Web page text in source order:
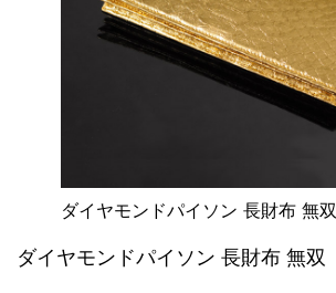
ダイヤモンドパイソン 長財布 無双
ダイヤモンドパイソン 長財布 無双